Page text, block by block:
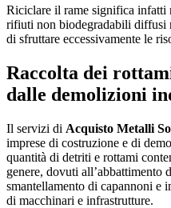
Riciclare il rame significa infatti
rifiuti non biodegradabili diffusi
di sfruttare eccessivamente le
Raccolta dei
dalle demolizioni
Il servizi di Acquisto Metalli
imprese di costruzione e di
quantità di detriti e rottami
genere, dovuti
smantellamento di capannoni e
di macchinari e infrastrutture.